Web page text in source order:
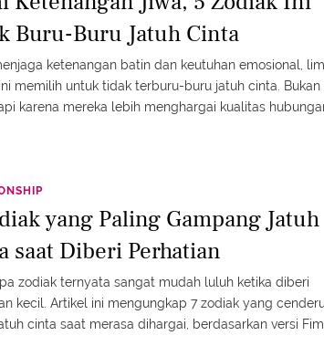
Buru-Buru Jatuh Cinta
ketenangan batin dan keutuhan emosional,
memilih untuk tidak terburu-buru jatuh cinta. Bukan
karena mereka lebih menghargai kualitas
yang Paling Gampang Jatuh
saat Diberi Perhatian
zodiak ternyata sangat mudah luluh ketika diberi
kecil. Artikel ini mengungkap 7 zodiak yang
cinta saat merasa dihargai, berdasarkan versi